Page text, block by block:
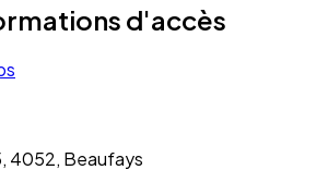
d'accès
4052, Beaufays